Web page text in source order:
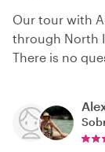
Our tour with
through North
There is no